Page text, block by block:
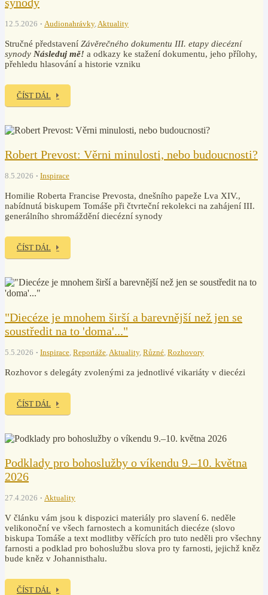
12.5.2026 Audionahrávky,Aktuality
Stručné představení Závěrečného dokumentu III. etapy diecézní
synody Následuj mě! a odkazy ke stažení dokumentu, jeho přílohy,
přehledu hlasování a historie vzniku
ČÍST DÁL
Robert Prevost: Věrni minulosti, nebo budoucnosti?
8.5.2026 Inspirace
Homilie Roberta Francise Prevosta, dnešního papeže Lva XIV.,
nabídnutá biskupem Tomáše při čtvrteční rekolekci na zahájení III.
generálního shromáždění diecézní synody
ČÍST DÁL
"Diecéze je mnohem širší a barevnější než jen se
soustředit na to 'doma'..."
5.5.2026 Inspirace, Reportáže,Aktuality, Různé, Rozhovory
Rozhovor s delegáty zvolenými za jednotlivé vikariáty v diecézi
ČÍST DÁL
Podklady pro bohoslužby o víkendu 9.–10. května
2026
27.4.2026 Aktuality
V článku vám jsou k dispozici materiály pro slavení 6. neděle
velikonoční ve všech farnostech a komunitách diecéze (slovo
biskupa Tomáše a text modlitby věřících pro tuto neděli pro všechny
farnosti a podklad pro bohoslužbu slova pro ty farnosti, jejichž kněz
bude kněz v Johannisthalu.
ČÍST DÁL